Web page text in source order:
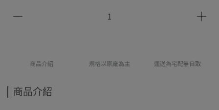
商品介紹 規格以原廠為主 運送為宅配無自取
商品介紹